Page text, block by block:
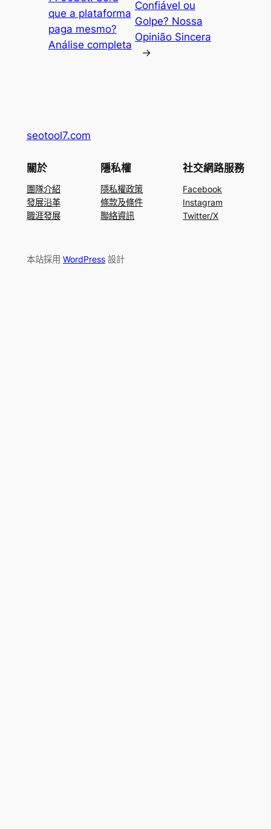
que a plataforma
paga mesmo?
Análise completa
Confiável ou
Golpe? Nossa
Opinião Sincera
→
seotool7.com
關於
團隊介紹
發展沿革
職涯發展
隱私權
隱私權政策
條款及條件
聯絡資訊
社交網路服務
Facebook
Instagram
Twitter/X
本站採用 WordPress設計